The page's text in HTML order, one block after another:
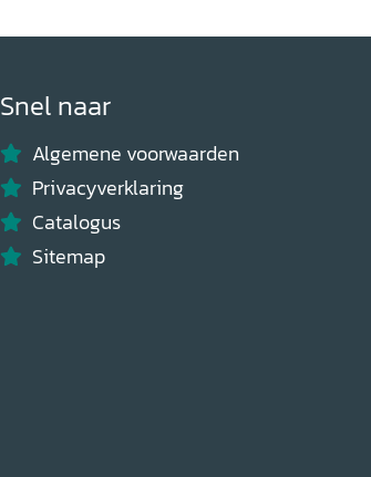
Snel naar
Algemene voorwaarden
Privacyverklaring
Catalogus
Sitemap